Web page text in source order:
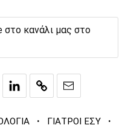
στο κανάλι μας στο
· ΓΙΑΤΡΟΙ ΕΣΥ ·